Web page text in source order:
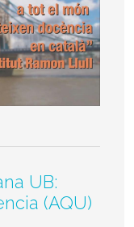
UB:
(AQU)